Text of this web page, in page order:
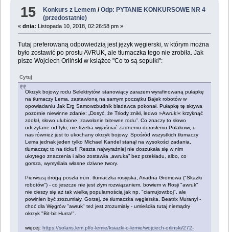
15 Konkurs z Lemem /Odp: PYTANIE KONKURSOWE NR 4
(przedostatnie)
« dnia: Listopada 10, 2018, 02:26:58 pm »
Tutaj preferowaną odpowiedzią jest język węgierski, w którym można
było zostawić po prostu AVRUK, ale tłumaczka tego nie zrobiła. Jak
pisze Wojciech Orliński w książce "Co to są sepulki":
Cytuj
Okrzyk bojowy rodu Selektrytów, stanowiący zarazem wyrafinowaną pułapkę
na tłumaczy Lema, zastawioną na samym początku Bajek robotów w
opowiadaniu Jak Erg Samowzbudnik bladawca pokonał. Pułapkę tę skrywa
pozornie niewinne zdanie: „Dosyć, że Triody znikł, ledwo »Awruk!« krzyknąć
zdołał, słowo ulubione, zawołanie bitewne rodu”. Co znaczy to słowo
odczytane od tyłu, nie trzeba wyjaśniać żadnemu dorosłemu Polakowi, u
nas również jest to ukochany okrzyk bojowy. Spośród wszystkich tłumaczy
Lema jednak jeden tylko Michael Kandel stanął na wysokości zadania,
tłumacząc to na tickuf! Reszta najwyraźniej nie doszukała się w nim
ukrytego znaczenia i albo zostawiła „awruka” bez przekładu, albo, co
gorsza, wymyślała własne dziwne twory.
Pierwszą drogą poszła m.in. tłumaczka rosyjska, Ariadna Gromowa ("Skazki
robotów") - co jeszcze nie jest złym rozwiązaniem, bowiem w Rosji "awruk"
nie cieszy się aż tak wielką popularnością jak np. "ciamujowtboj", ale
powinien być zrozumiały. Gorzej, że tłumaczka węgierska, Beatrix Muranyi -
choć dla Węgrów "awruk" też jest zrozumiały - umieściła tutaj niemądry
okrzyk "Bit-bit Hurra!".
więcej: https://solaris.lem.pl/o-lemie/ksiazki-o-lemie/wojciech-orlinski/272-